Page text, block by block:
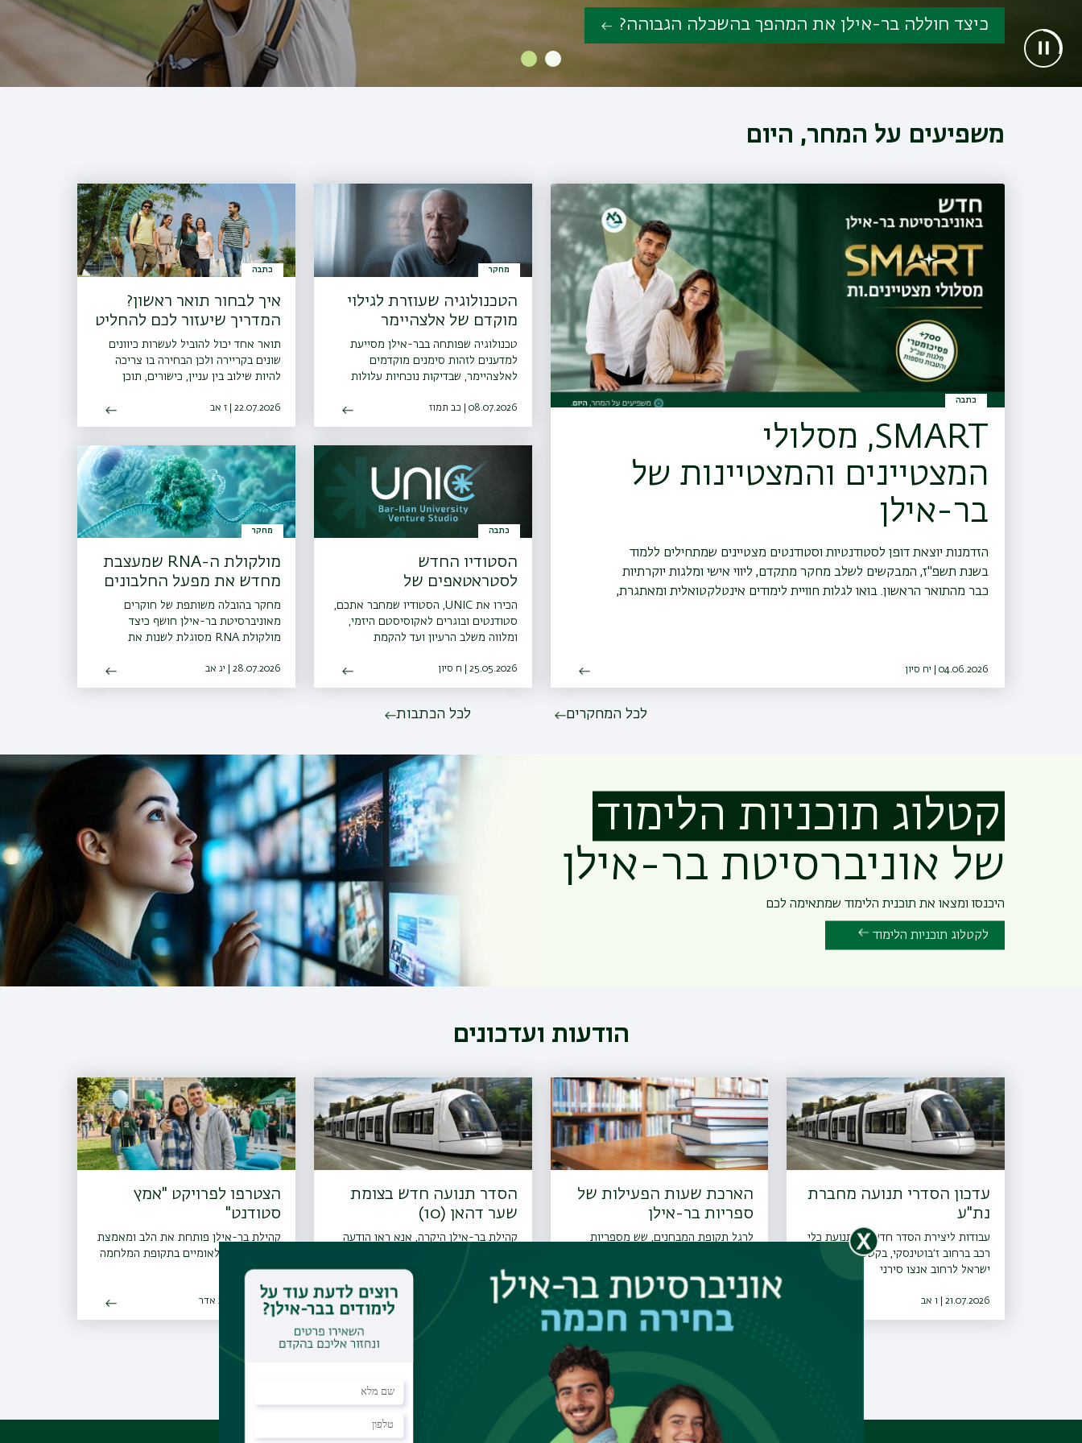
כיצד חוללה בר-אילן את המהפך בהשכלה הגבוהה?
כיצד חוללה בר-אילן את המהפך בהשכלה הגבוהה?
משפיעים על המחר, היום
כתבה
SMART, מסלולי
המצטיינים והמצטיינות של
בר-אילן
הזדמנות יוצאת דופן לסטודנטיות וסטודנטים מצטיינים שמתחילים ללמוד
בשנת תשפ"ז, המבקשים לשלב מחקר מתקדם, ליווי אישי ומלגות יוקרתיות
כבר מהתואר הראשון. בואו לגלות חוויית לימודים אינטלקטואלית ומאתגרת,
04.06.2026 | יח סיון
מחקר
הטכנולוגיה שעוזרת לגילוי
מוקדם של אלצהיימר
טכנולוגיה שפותחה בבר-אילן מסייעת
למדענים לזהות סימנים מוקדמים
לאלצהיימר, שבדיקות נוכחיות עלולות
08.07.2026 | כב תמוז
כתבה
איך לבחור תואר ראשון?
המדריך שיעזור לכם להחליט
מה ללמוד
תואר אחד יכול להוביל לעשרות כיוונים
שונים בקריירה ולכן הבחירה בו צריכה
להיות שילוב בין עניין, כישורים, תוכן
מעשיים.
22.07.2026 | ז אב
כתבה
הסטודיו החדש
לסטראטאפים של
אוניברסיטת בר-אילן
הכירו את UNIC, הסטודיו שמחבר אתכם,
סטודנטים ובוגרים לאקוסיסטם היזמי,
ומלווה משלב הרעיון ועד להקמת
בבעלות.
25.05.2026 | ח סיון
מחקר
מולקולת ה-RNA שמעצבת
מחדש את מפעל החלבונים
של הטפיל
מחקר בהובלה משותפת של חוקרים
מאוניברסיטת בר-אילן חושף כיצד
מולקולת RNA מסוגלת לשנות את
להסתגל לחיים בתוך פונדקאים שונים.
28.07.2026 | יג אב
לכל המחקרים לכל הכתבות
קטלוג תוכניות הלימוד
של אוניברסיטת בר-אילן
היכנסו ומצאו את תוכנית הלימוד שמתאימה לכם
לקטלוג תוכניות הלימוד
הודעות ועדכונים
עדכון הסדרי תנועה מחברת
נת"ע
עבודות ליצירת הסדר חדש של תנועת כלי
רכב ברחוב ז׳בוטינסקי, בקטע שבין כיכר
ישראל לרחוב אנצו סירני
21.07.2026 | ו אב
הארכת שעות הפעילות של
ספריות בר-אילן
לרגל תקופת המבחנים, שש מספריות
08.07.2026 | כב תמוז
הסדר תנועה חדש בצומת
שער דהאן (10)
קהילת בר-אילן היקרה, אנא ראו הודעה
הסגול של הרכבת הקלה
01.06.2026 | טו סיון
הצטרפו לפרויקט "אמץ
סטודנט"
קהילת בר-אילן פותחת את הלב ומאמצת
סטודנטים בינלאומיים בתקופת המלחמה
12.03.2026 | כב אדר
לכל העדכונים